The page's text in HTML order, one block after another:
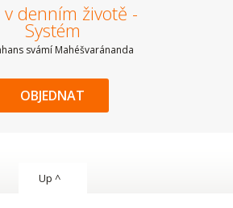
v denním životě -
Systém
svámí Mahéšvaránanda
OBJEDNAT
Up ^